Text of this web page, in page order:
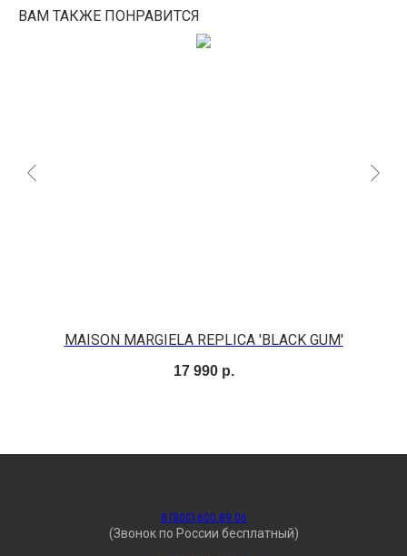
ВАМ ТАКЖЕ ПОНРАВИТСЯ
MAISON MARGIELA REPLICA 'BLACK GUM'
17 990 р.
8 (800) 600 89 06
(Звонок по России бесплатный)